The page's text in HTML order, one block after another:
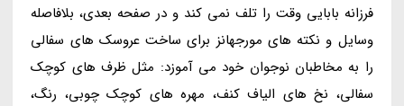
فرزانه بابایی وقت را تلف نمی کند و در صفحه بعدی، بلافاصله
وسایل و نکته های مورجهانز برای ساخت عروسک های سفالی
را به مخاطبان نوجوان خود می آموزد: مثل ظرف های کوچک
سفالی، نخ های الیاف کنف، مهره های کوچک چوبی، رنگ،